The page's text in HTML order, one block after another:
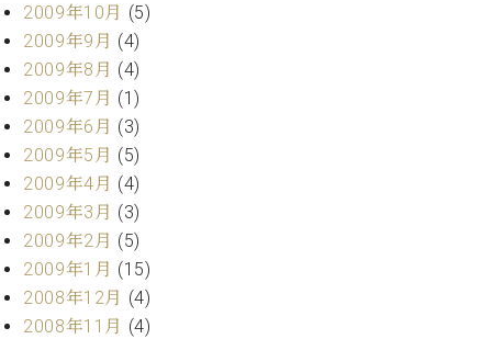
2009年10月 (5)
2009年9月 (4)
2009年8月 (4)
2009年7月 (1)
2009年6月 (3)
2009年5月 (5)
2009年4月 (4)
2009年3月 (3)
2009年2月 (5)
2009年1月 (15)
2008年12月 (4)
2008年11月 (4)